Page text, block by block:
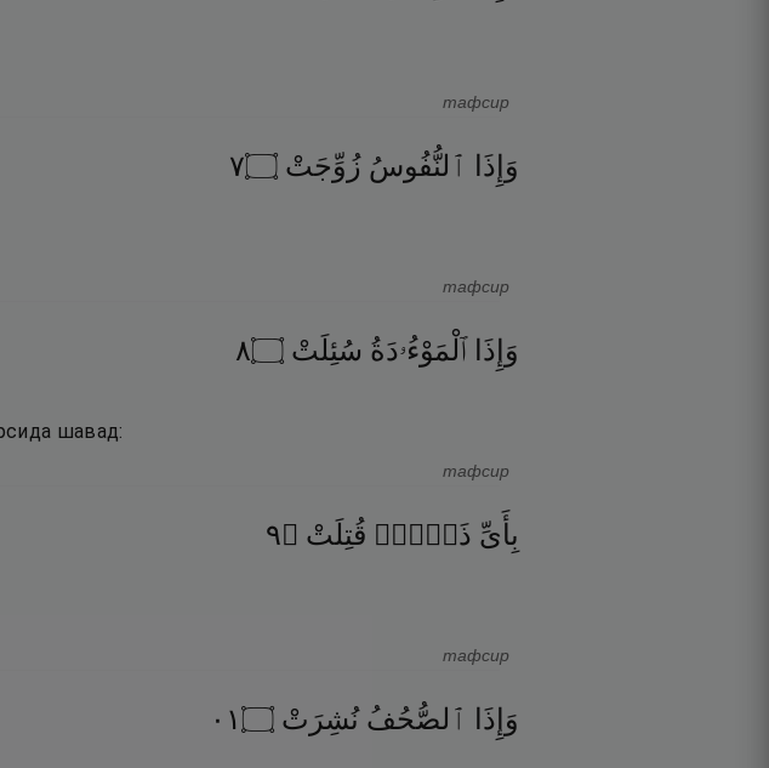
тафсир
وَإِذَا ٱلنُّفُوسُ زُوِّجَتْ ۝٧
тафсир
وَإِذَا ٱلْمَوْءُۥدَةُ سُئِلَتْ ۝٨
шавад:
тафсир
بِأَىِّ ذَنۢبٍۢ قُتِلَتْ ۝٩
тафсир
وَإِذَا ٱلصُّحُفُ نُشِرَتْ ۝١٠